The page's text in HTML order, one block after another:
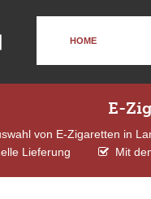
HOME
E-
von E-Zigaretten in
Lieferung
Mit